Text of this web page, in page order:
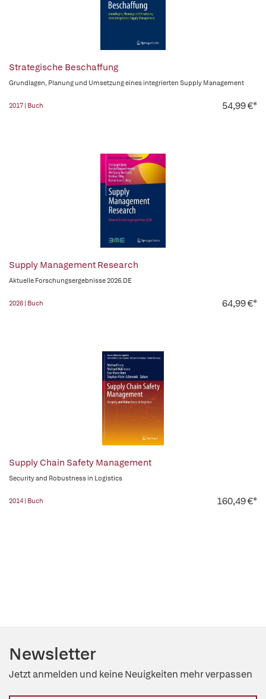
Strategische Beschaffung
Grundlagen, Planung und Umsetzung eines integrierten Supply Management
2017 | Buch 54,99 €*
Supply Management Research
Aktuelle Forschungsergebnisse 2026.DE
2026 | Buch 64,99 €*
Supply Chain Safety Management
Security and Robustness in Logistics
2014 | Buch 160,49 €*
Newsletter
Jetzt anmelden und keine Neuigkeiten mehr verpassen